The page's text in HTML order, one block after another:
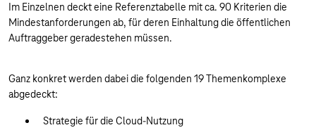
Im Einzelnen deckt eine Referenztabelle mit ca. 90 Kriterien die
Mindestanforderungen ab, für deren Einhaltung die öffentlichen
Auftraggeber geradestehen müssen.
Ganz konkret werden dabei die folgenden 19 Themenkomplexe
abgedeckt:
Strategie für die Cloud-Nutzung